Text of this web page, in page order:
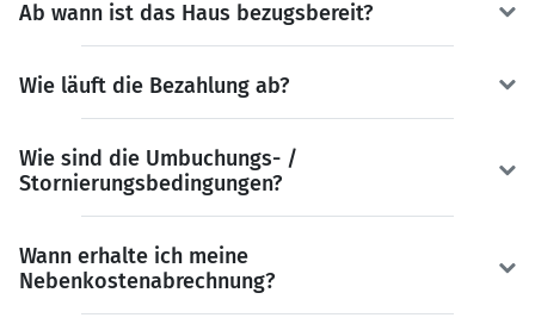
Ab wann ist das Haus bezugsbereit?
Wie läuft die Bezahlung ab?
Wie sind die Umbuchungs- /
Stornierungsbedingungen?
Wann erhalte ich meine
Nebenkostenabrechnung?